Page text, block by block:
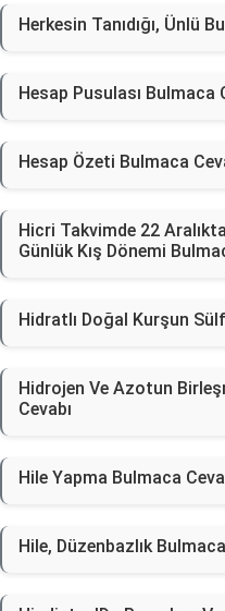
Herkesin Tanıdığı, Ünlü
Hesap Pusulası Bulmaca
Hesap Özeti Bulmaca
Hicri Takvimde 22
Günlük Kış Dönemi
Hidratlı Doğal Kurşun
Hidrojen Ve Azotun
Cevabı
Hile Yapma Bulmaca
Hile, Düzenbazlık